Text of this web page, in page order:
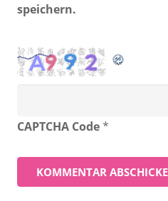
speichern.
CAPTCHA Code*